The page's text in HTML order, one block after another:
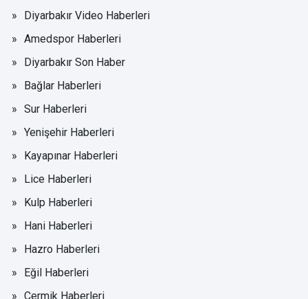
Diyarbakır Video Haberleri
Amedspor Haberleri
Diyarbakır Son Haber
Bağlar Haberleri
Sur Haberleri
Yenişehir Haberleri
Kayapınar Haberleri
Lice Haberleri
Kulp Haberleri
Hani Haberleri
Hazro Haberleri
Eğil Haberleri
Çermik Haberleri